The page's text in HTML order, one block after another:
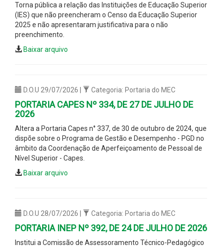
Torna pública a relação das Instituições de Educação Superior
(IES) que não preencheram o Censo da Educação Superior
2025 e não apresentaram justificativa para o não
preenchimento.
Baixar arquivo
D.O.U 29/07/2026 | Categoria: Portaria do MEC
PORTARIA CAPES Nº 334, DE 27 DE JULHO DE
2026
Altera a Portaria Capes n° 337, de 30 de outubro de 2024, que
dispõe sobre o Programa de Gestão e Desempenho - PGD no
âmbito da Coordenação de Aperfeiçoamento de Pessoal de
Nível Superior - Capes.
Baixar arquivo
D.O.U 28/07/2026 | Categoria: Portaria do MEC
PORTARIA INEP Nº 392, DE 24 DE JULHO DE 2026
Institui a Comissão de Assessoramento Técnico-Pedagógico